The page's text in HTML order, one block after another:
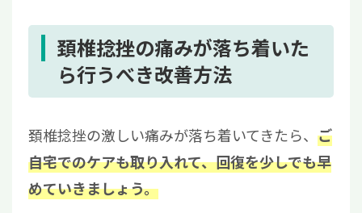
頚椎捻挫の痛みが落ち着いた
ら行うべき改善方法
頚椎捻挫の激しい痛みが落ち着いてきたら、 ご
自宅でのケアも取り入れて、回復を少しでも早
めていきましょう。